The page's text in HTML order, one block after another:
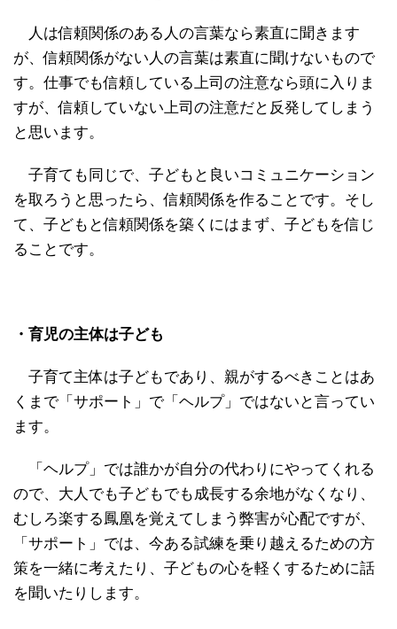
人は信頼関係のある人の言葉なら素直に聞きます
が、信頼関係がない人の言葉は素直に聞けないもので
す。仕事でも信頼している上司の注意なら頭に入りま
すが、信頼していない上司の注意だと反発してしまう
と思います。
子育ても同じで、子どもと良いコミュニケーション
を取ろうと思ったら、信頼関係を作ることです。そし
て、子どもと信頼関係を築くにはまず、子どもを信じ
ることです。
・育児の主体は子ども
子育て主体は子どもであり、親がするべきことはあ
くまで「サポート」で「ヘルプ」ではないと言ってい
ます。
「ヘルプ」では誰かが自分の代わりにやってくれる
ので、大人でも子どもでも成長する余地がなくなり、
むしろ楽する鳳凰を覚えてしまう弊害が心配ですが、
「サポート」では、今ある試練を乗り越えるための方
策を一緒に考えたり、子どもの心を軽くするために話
を聞いたりします。